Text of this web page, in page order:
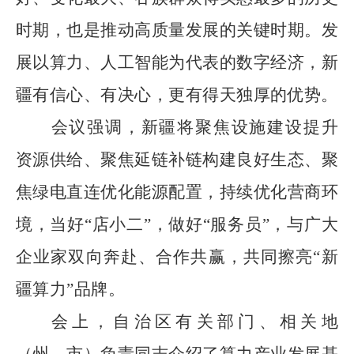
时期，也是推动高质量发展的关键时期。发
展以算力、人工智能为代表的数字经济，新
疆有信心、有决心，更有得天独厚的优势。
会议强调，新疆将聚焦设施建设提升
资源供给、聚焦延链补链构建良好生态、聚
焦绿电直连优化能源配置，持续优化营商环
境，当好“店小二” ，做好“服务员” ，与广大
企业家双向奔赴、合作共赢，共同擦亮“新
疆算力”品牌。
会上，自治区有关部门、相关地